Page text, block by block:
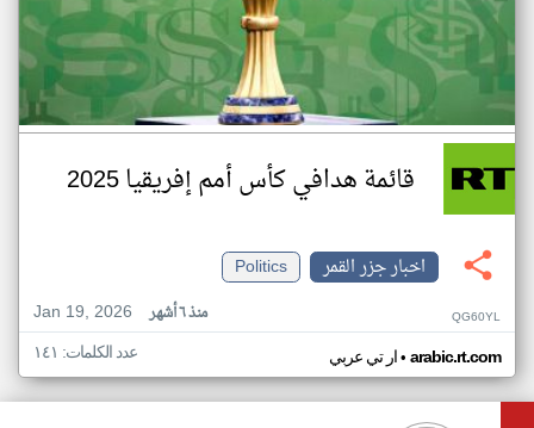
قائمة هدافي كأس أمم إفريقيا 2025
اخبار جزر القمر
Politics
Jan 19, 2026
منذ ٦ أشهر QG60YL
ار تي عربي• arabic.rt.com عدد الكلمات: ١٤١